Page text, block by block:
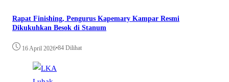
Rapat Finishing, Pengurus Kapemary Kampar Resmi
Dikukuhkan Besok di Stanum
16 April 2026•84 Dilihat